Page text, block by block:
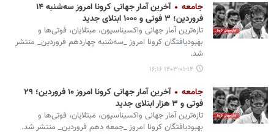
جامعه
آخرین آمار جهانی کرونا امروز سه‌شنبه ۱۴
فروردین؛ ۳ فوتی و ۱۰۰۰ ابتلای جدید
تازه‌ترین آمار جهانی واکسیناسیون، مبتلایان، فوتی‌ها و
بهبودیافتگان کرونا امروز _سه‌شنبه چهاردهم فروردین_ منتشر
شد.
۱۴۰۳-۰۱-۱۴ ۱۶:۱۶
جامعه
آخرین آمار جهانی کرونا امروز ۱۰ فروردین؛ ۲۹
فوتی و ۳ هزار ابتلای جدید
تازه‌ترین آمار جهانی واکسیناسیون، مبتلایان، فوتی‌ها و
بهبودیافتگان کرونا امروز _جمعه دهم فروردین_ منتشر شد.